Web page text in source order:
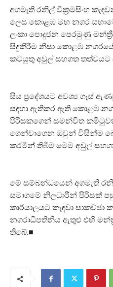
අගමැති රනිල් වික්‍රමසිංහ
ලෙස කොළඹ මහ නගර
ලංකා පොදුජන පෙරමුණු
සිදුකිරීම නිසා කොළඹ නගරයේ
කටයුතු අවුල් සහගත තත්වයට
සිය ප්‍රදේශයට අවශ්‍ය ගෑස්
සඳහා ඇතිකර ඇති කොළඹ
පිරිසකගෙන් සමන්විත
ගෙන්වාගෙන ඔවුන් විසින්ම
කරමින් තිබීම මෙම අවුල්
මේ සම්බන්ධයෙන් අගමැති
සමාගමේ නිලධාරීන් පිරිසක්
කාර්යාලයට කැඳවා
නගරාධිපතිනිය ඇතුළු එහි
තිබේ.■